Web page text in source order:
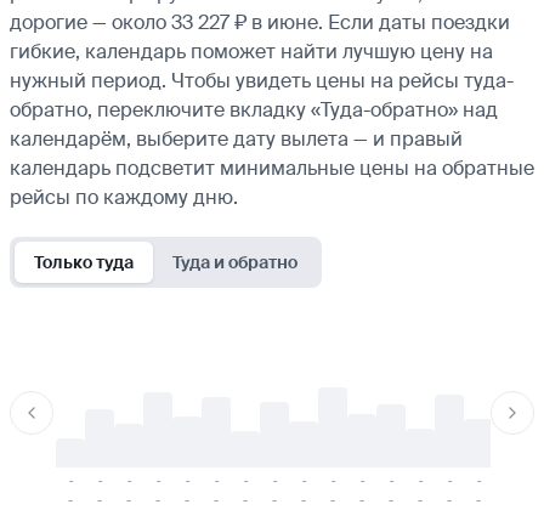
дорогие — около 33 227 ₽ в июне. Если даты поездки
гибкие, календарь поможет найти лучшую цену на
нужный период. Чтобы увидеть цены на рейсы туда-
обратно, переключите вкладку «Туда-обратно» над
календарём, выберите дату вылета — и правый
календарь подсветит минимальные цены на обратные
рейсы по каждому дню.
Только туда Туда и обратно
-
-
-
-
-
-
-
-
-
-
-
-
-
-
-
-
-
-
-
-
-
-
-
-
-
-
-
-
-
-